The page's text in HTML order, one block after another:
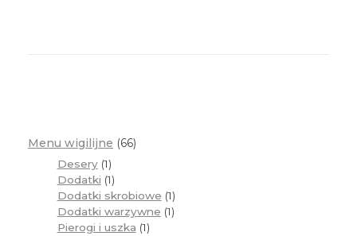
Menu wigilijne 66
Desery 1
Dodatki 1
Dodatki skrobiowe 1
Dodatki warzywne 1
Pierogi i uszka 1